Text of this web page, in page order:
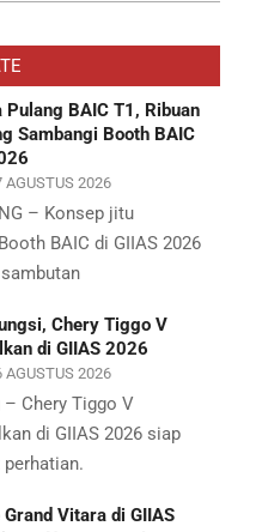
Pulang BAIC T1, Ribuan
Sambangi Booth BAIC
AGUSTUS 2026
– Konsep jitu
BAIC di GIIAS 2026
Chery Tiggo V
di GIIAS 2026
AGUSTUS 2026
– Chery Tiggo V
di GIIAS 2026 siap
Vitara di GIIAS